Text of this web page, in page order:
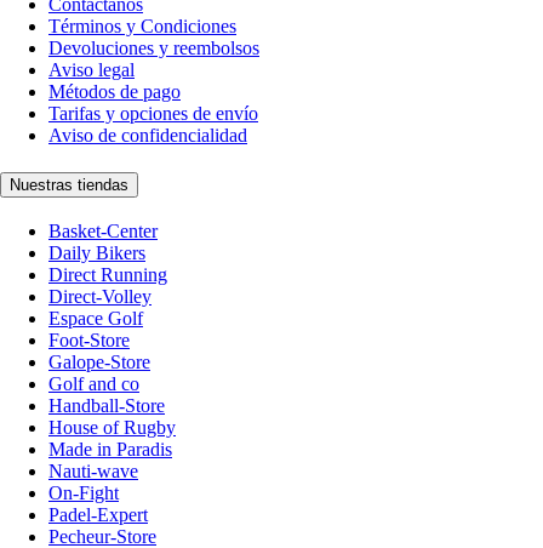
Contáctanos
Términos y Condiciones
Devoluciones y reembolsos
Aviso legal
Métodos de pago
Tarifas y opciones de envío
Aviso de confidencialidad
Nuestras tiendas
Basket-Center
Daily Bikers
Direct Running
Direct-Volley
Espace Golf
Foot-Store
Galope-Store
Golf and co
Handball-Store
House of Rugby
Made in Paradis
Nauti-wave
On-Fight
Padel-Expert
Pecheur-Store